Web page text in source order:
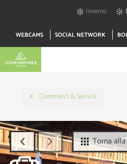
Inverno
WEBCAMS SOCIAL NETWORK
Commerci & Servizi
Torna alla